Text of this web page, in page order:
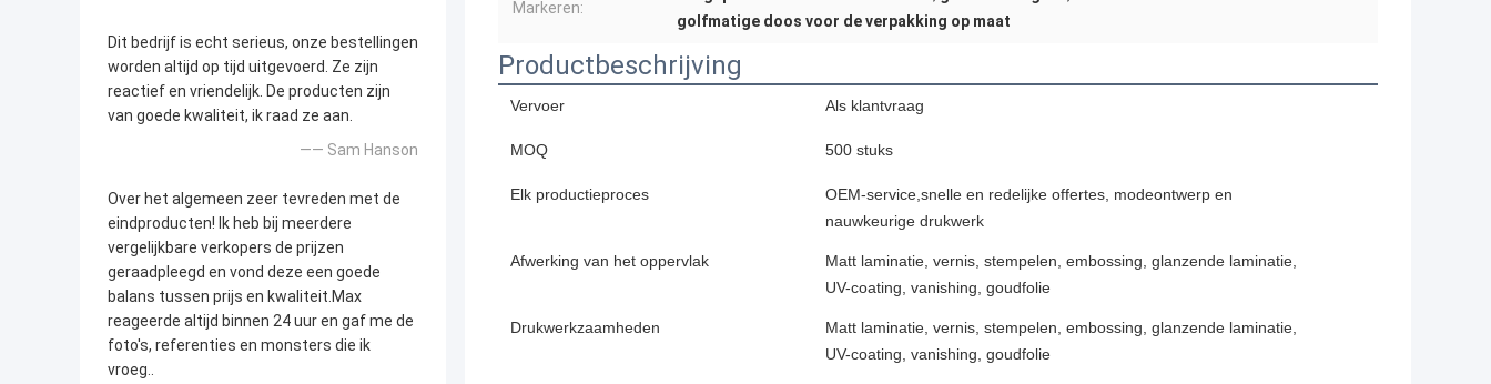
Dit bedrijf is echt serieus, onze bestellingen
worden altijd op tijd uitgevoerd. Ze zijn
reactief en vriendelijk. De producten zijn
van goede kwaliteit, ik raad ze aan.
—— Sam Hanson
Over het algemeen zeer tevreden met de
eindproducten! Ik heb bij meerdere
vergelijkbare verkopers de prijzen
geraadpleegd en vond deze een goede
balans tussen prijs en kwaliteit.Max
reageerde altijd binnen 24 uur en gaf me de
foto's, referenties en monsters die ik
vroeg..
Markeren:
golfmatige doos voor de verpakking op maat
Productbeschrijving
Vervoer Als klantvraag
MOQ 500 stuks
Elk productieproces
OEM-service,snelle en redelijke offertes, modeontwerp en
nauwkeurige drukwerk
Afwerking van het oppervlak
Matt laminatie, vernis, stempelen, embossing, glanzende laminatie,
UV-coating, vanishing, goudfolie
Drukwerkzaamheden
Matt laminatie, vernis, stempelen, embossing, glanzende laminatie,
UV-coating, vanishing, goudfolie